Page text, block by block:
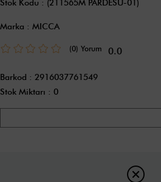
Stok Kodu (211565M PARDESÜ-01)
Marka : MICCA
(0) 0.0
Barkod : 2916037761549
Stok Miktarı : 0